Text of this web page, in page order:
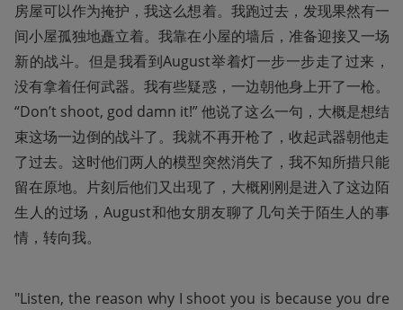
房屋可以作为掩护，我这么想着。我跑过去，发现果然有一
间小屋孤独地矗立着。我靠在小屋的墙后，准备迎接又一场
新的战斗。但是我看到August举着灯一步一步走了过来，
没有拿着任何武器。我有些疑惑，一边朝他身上开了一枪。
“Don’t shoot, god damn it!” 他说了这么一句，大概是想结
束这场一边倒的战斗了。我就不再开枪了，收起武器朝他走
了过去。这时他们两人的模型突然消失了，我不知所措只能
留在原地。片刻后他们又出现了，大概刚刚是进入了这边陌
生人的过场，August和他女朋友聊了几句关于陌生人的事
情，转向我。
"Listen, the reason why I shoot you is because you dre